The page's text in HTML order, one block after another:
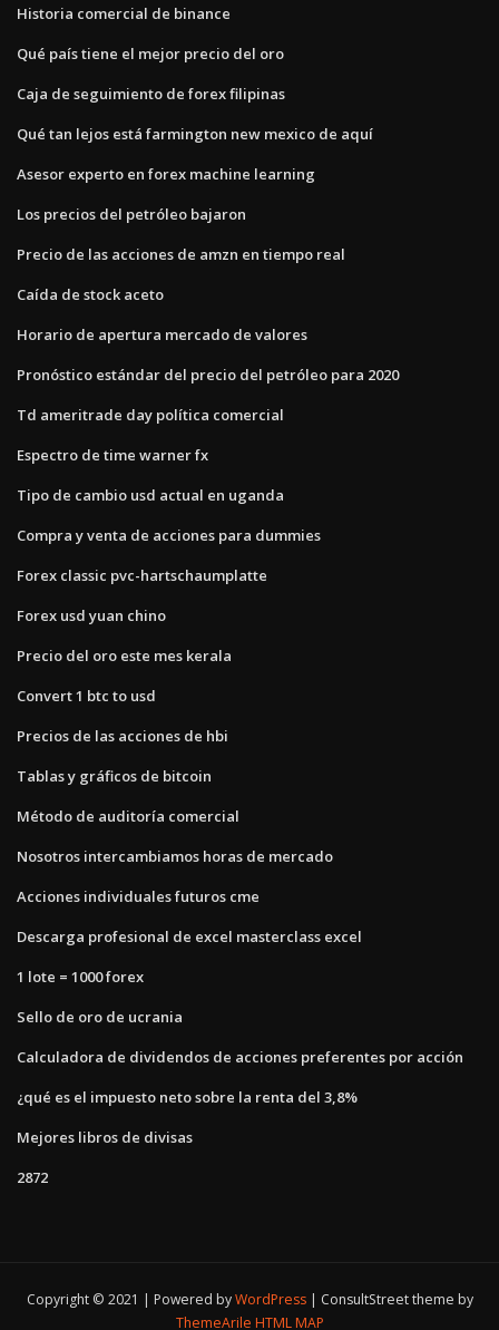
Historia comercial de binance
Qué país tiene el mejor precio del oro
Caja de seguimiento de forex filipinas
Qué tan lejos está farmington new mexico de aquí
Asesor experto en forex machine learning
Los precios del petróleo bajaron
Precio de las acciones de amzn en tiempo real
Caída de stock aceto
Horario de apertura mercado de valores
Pronóstico estándar del precio del petróleo para 2020
Td ameritrade day política comercial
Espectro de time warner fx
Tipo de cambio usd actual en uganda
Compra y venta de acciones para dummies
Forex classic pvc-hartschaumplatte
Forex usd yuan chino
Precio del oro este mes kerala
Convert 1 btc to usd
Precios de las acciones de hbi
Tablas y gráficos de bitcoin
Método de auditoría comercial
Nosotros intercambiamos horas de mercado
Acciones individuales futuros cme
Descarga profesional de excel masterclass excel
1 lote = 1000 forex
Sello de oro de ucrania
Calculadora de dividendos de acciones preferentes por acción
¿qué es el impuesto neto sobre la renta del 3,8%
Mejores libros de divisas
2872
Copyright © 2021 | Powered byWordPress
ConsultStreet theme by
ThemeArile HTML MAP